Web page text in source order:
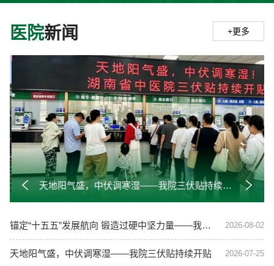
医院新闻 +更多
天地阳气盛，中伏调寒湿——我院三伏贴持续开贴
2026-08-02
锚定“十五五”发展航向 锻造过硬中坚力量——我院举办2026年中层干部管理能力提升培训班
2026-07-25
天地阳气盛，中伏调寒湿——我院三伏贴持续开贴